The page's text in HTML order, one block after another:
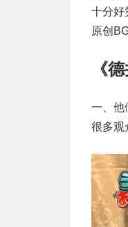
十分好
原创
《
一、他
很多观